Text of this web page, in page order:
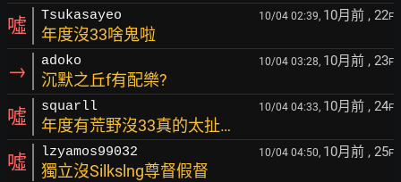
噓 Tsukasayeo 10/04 02:39, 10月前 , 22F
年度沒33啥鬼啦
→ adoko 10/04 03:28, 10月前 , 23F
沉默之丘f有配樂?
噓 squarll 10/04 04:33, 10月前 , 24F
年度有荒野沒33真的太扯…
噓 lzyamos99032 10/04 04:50, 10月前 , 25F
獨立沒Silkslng尊督假督